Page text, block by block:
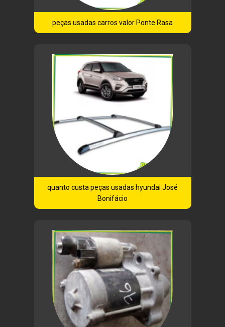
peças usadas carros valor Ponte Rasa
quanto custa peças usadas hyundai José
Bonifácio